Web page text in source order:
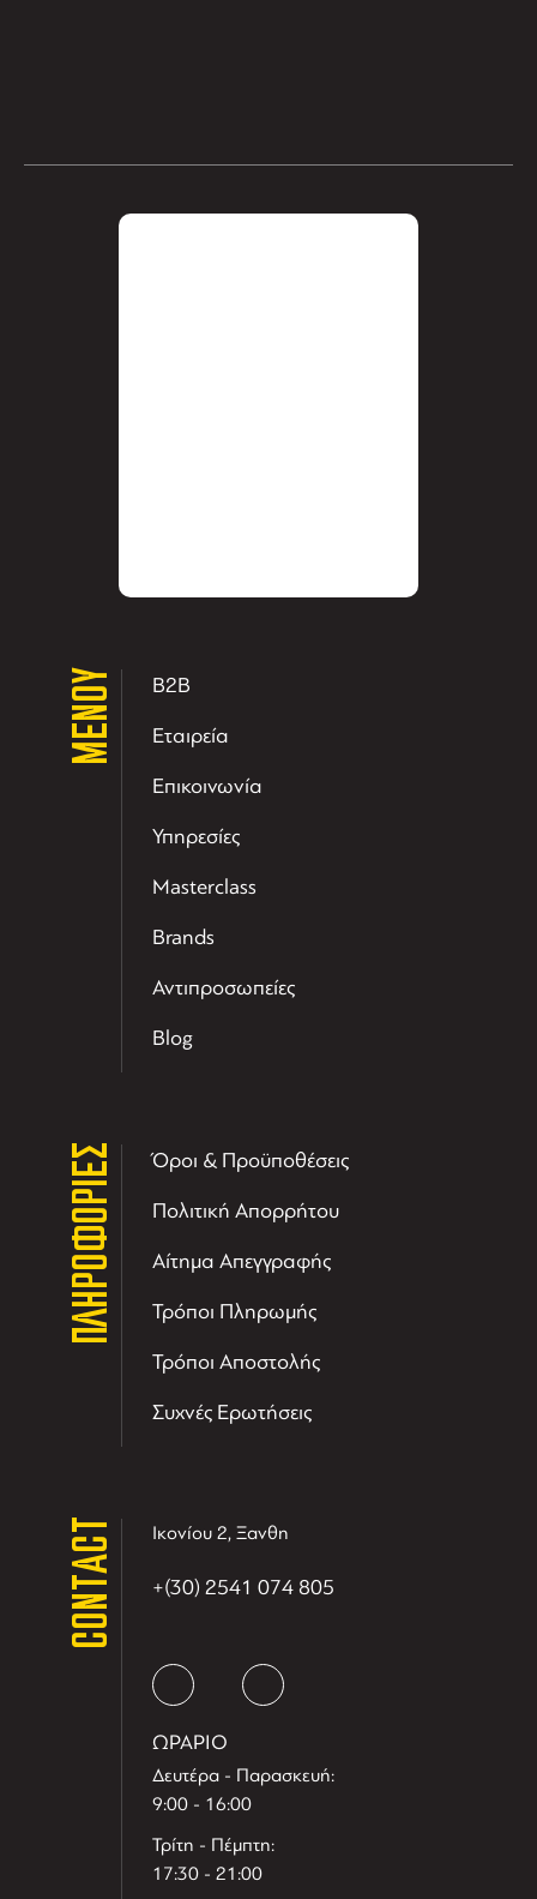
ΜΕΝΟΥ B2B
Εταιρεία
Επικοινωνία
Υπηρεσίες
Masterclass
Brands
Αντιπροσωπείες
Blog
ΠΛΗΡΟΦΟΡΙΕΣ Όροι & Προϋποθέσεις
Πολιτική Απορρήτου
Αίτημα Απεγγραφής
Τρόποι Πληρωμής
Τρόποι Αποστολής
Συχνές Ερωτήσεις
CONTACT Ικονίου 2, Ξανθη
+(30) 2541 074 805
ΩΡΑΡΙΟ
Δευτέρα - Παρασκευή:
9:00 - 16:00
Τρίτη - Πέμπτη:
17:30 - 21:00